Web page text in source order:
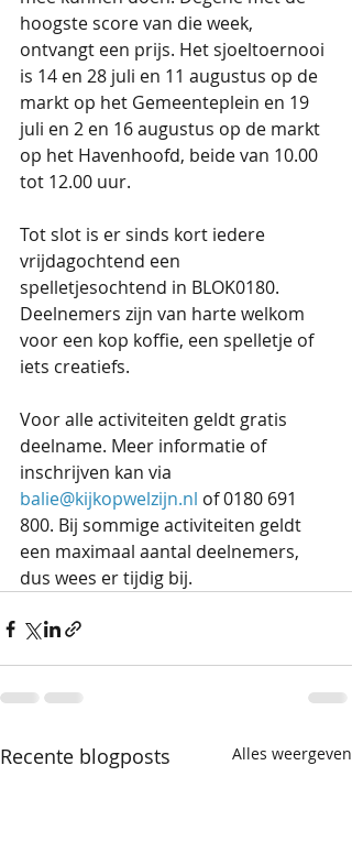
hoogste score van die week,
ontvangt een prijs. Het sjoeltoernooi
is 14 en 28 juli en 11 augustus op de
markt op het Gemeenteplein en 19
juli en 2 en 16 augustus op de markt
op het Havenhoofd, beide van 10.00
tot 12.00 uur.
Tot slot is er sinds kort iedere
vrijdagochtend een
spelletjesochtend in BLOK0180.
Deelnemers zijn van harte welkom
voor een kop koffie, een spelletje of
iets creatiefs.
Voor alle activiteiten geldt gratis
deelname. Meer informatie of
inschrijven kan via
balie@kijkopwelzijn.nl of 0180 691
800. Bij sommige activiteiten geldt
een maximaal aantal deelnemers,
dus wees er tijdig bij.
Recente blogposts Alles weergeven